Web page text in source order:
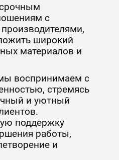
с
широкий
материалов и
воспринимаем с
стремясь
и уютный
поддержку
работы,
и